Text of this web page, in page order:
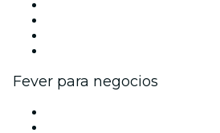
Fever para negocios